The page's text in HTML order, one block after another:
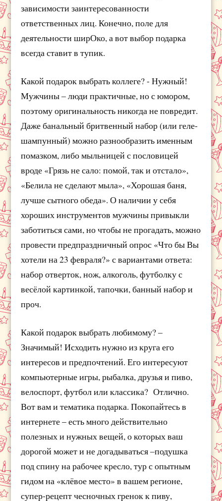
зависимости заинтересованности
ответственных лиц. Конечно, поле для
деятельности ширОко, а вот выбор подарка
всегда ставит в тупик.
Какой подарок выбрать коллеге? - Нужный!
Мужчины – люди практичные, но с юмором,
поэтому оригинальность никогда не повредит.
Даже банальный бритвенный набор (или геле-
шампунный) можно разнообразить именным
помазком, либо мыльницей с пословицей
вроде «Грязь не сало: помой, так и отстало»,
«Белила не сделают мыла», «Хорошая баня,
лучше сытного обеда». О наличии у себя
хороших инструментов мужчины привыкли
заботиться сами, но чтобы не прогадать, можно
провести предпраздничный опрос «Что бы Вы
хотели на 23 февраля?» с вариантами ответа:
набор отверток, нож, алкоголь, футболку с
весёлой картинкой, тапочки, банный набор и
проч.
Какой подарок выбрать любимому? –
Значимый! Исходить нужно из круга его
интересов и предпочтений. Его интересуют
компьютерные игры, рыбалка, друзья и пиво,
велоспорт, футбол или классика? Отлично.
Вот вам и тематика подарка. Покопайтесь в
интернете – есть много действительно
полезных и нужных вещей, о которых ваш
дорогой может и не догадываться –подушка
под спину на рабочее кресло, тур с опытным
гидом на «клёвое место» в вашем регионе,
супер-рецепт чесночных гренок к пиву,